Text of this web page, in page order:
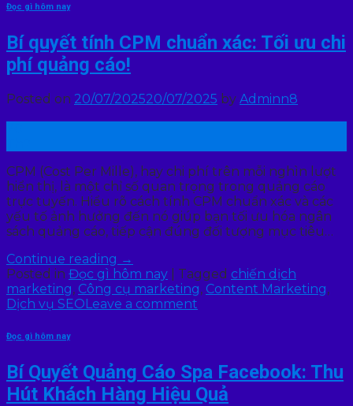
Đọc gì hôm nay
Bí quyết tính CPM chuẩn xác: Tối ưu chi
phí quảng cáo!
Posted on 20/07/202520/07/2025 by Adminn8
CPM (Cost Per Mille), hay chi phí trên mỗi nghìn lượt
hiển thị, là một chỉ số quan trọng trong quảng cáo
trực tuyến. Hiểu rõ cách tính CPM chuẩn xác và các
yếu tố ảnh hưởng đến nó giúp bạn tối ưu hóa ngân
sách quảng cáo, tiếp cận đúng đối tượng mục tiêu…
Continue reading →
Posted in Đọc gì hôm nay Tagged chiến dịch
marketing, Công cụ marketing, Content Marketing,
Dịch vụ SEOLeave a comment
Đọc gì hôm nay
Bí Quyết Quảng Cáo Spa Facebook: Thu
Hút Khách Hàng Hiệu Quả